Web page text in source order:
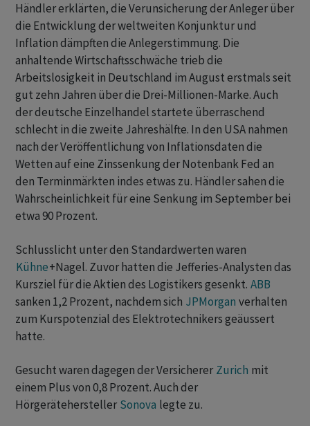
Händler erklärten, die Verunsicherung der Anleger über
die Entwicklung der weltweiten Konjunktur und
Inflation dämpften die Anlegerstimmung. Die
anhaltende Wirtschaftsschwäche trieb die
Arbeitslosigkeit in Deutschland im August erstmals seit
gut zehn Jahren über die Drei-Millionen-Marke. Auch
der deutsche Einzelhandel startete überraschend
schlecht in die zweite Jahreshälfte. In den USA nahmen
nach der Veröffentlichung von Inflationsdaten die
Wetten auf eine Zinssenkung der Notenbank Fed an
den Terminmärkten indes etwas zu. Händler sahen die
Wahrscheinlichkeit für eine Senkung im September bei
etwa 90 Prozent.
Schlusslicht unter den Standardwerten waren
Kühne+Nagel. Zuvor hatten die Jefferies-Analysten das
Kursziel für die Aktien des Logistikers gesenkt. ABB
sanken 1,2 Prozent, nachdem sich JPMorgan verhalten
zum Kurspotenzial des Elektrotechnikers geäussert
hatte.
Gesucht waren dagegen der Versicherer Zurich mit
einem Plus von 0,8 Prozent. Auch der
Hörgerätehersteller Sonova legte zu.